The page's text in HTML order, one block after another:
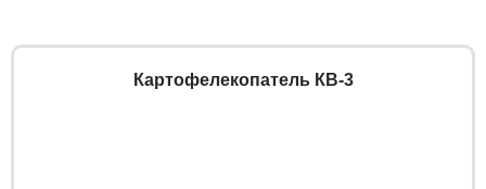
Картофелекопатель КВ-3